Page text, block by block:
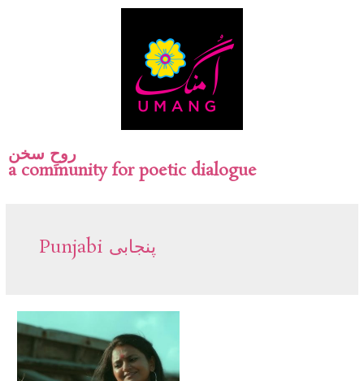
روحِ سخن
a community for poetic dialogue
Punjabi پنجابی